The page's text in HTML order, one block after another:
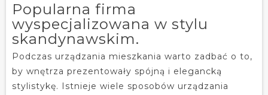
Popularna firma
wyspecjalizowana w stylu
skandynawskim.
Podczas urządzania mieszkania warto zadbać o to,
by wnętrza prezentowały spójną i elegancką
stylistykę. Istnieje wiele sposobów urządzania